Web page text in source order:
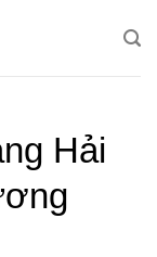
Hải